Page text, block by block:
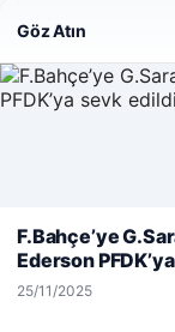
Son Eklenen
Web sitemizi nasıl
kullanıyoruz.Çerez
Göz Atın
F.Bahçe’ye
Ederson
25/11/2025